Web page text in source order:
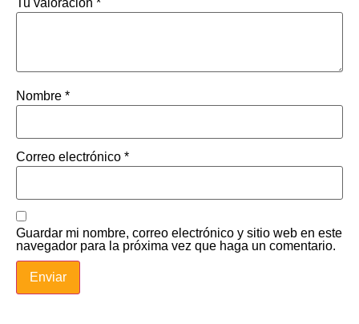
Nombre *
Correo electrónico *
Guardar mi nombre, correo electrónico y sitio web en este
navegador para la próxima vez que haga un comentario.